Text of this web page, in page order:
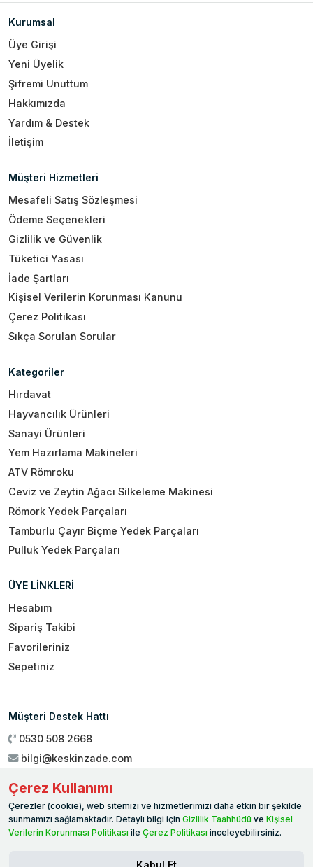
Kurumsal
Üye Girişi
Yeni Üyelik
Şifremi Unuttum
Hakkımızda
Yardım & Destek
İletişim
Müşteri Hizmetleri
Mesafeli Satış Sözleşmesi
Ödeme Seçenekleri
Gizlilik ve Güvenlik
Tüketici Yasası
İade Şartları
Kişisel Verilerin Korunması Kanunu
Çerez Politikası
Sıkça Sorulan Sorular
Kategoriler
Hırdavat
Hayvancılık Ürünleri
Sanayi Ürünleri
Yem Hazırlama Makineleri
ATV Römroku
Ceviz ve Zeytin Ağacı Silkeleme Makinesi
Römork Yedek Parçaları
Tamburlu Çayır Biçme Yedek Parçaları
Pulluk Yedek Parçaları
ÜYE LİNKLERİ
Hesabım
Sipariş Takibi
Favorileriniz
Sepetiniz
Müşteri Destek Hattı
0530 508 2668
bilgi@keskinzade.com
Genel Merkez: Yükseliş Mah. 1461. Sokak No:2/1 19 Mayıs
Ballıca / SAMSUN
Çerez Kullanımı
Çerezler (cookie), web sitemizi ve hizmetlerimizi daha etkin bir şekilde
sunmamızı sağlamaktadır. Detaylı bilgi için Gizlilik Taahhüdü ve Kişisel
Verilerin Korunması Politikası ile Çerez Politikası inceleyebilirsiniz.